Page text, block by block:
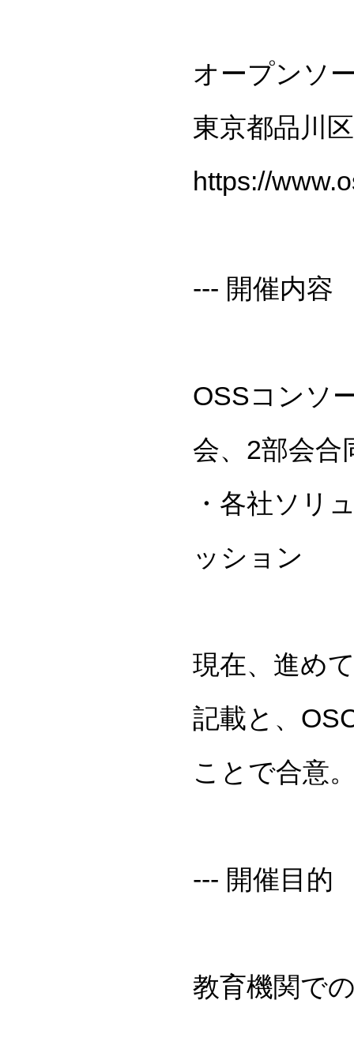
オープンソ
東京都品川
https://
--- 開催内容
OSSコンソ
会、2部会合
・各社ソリ
ッション
現在、進め
記載と、
ことで合意
--- 開催目的
教育機関で